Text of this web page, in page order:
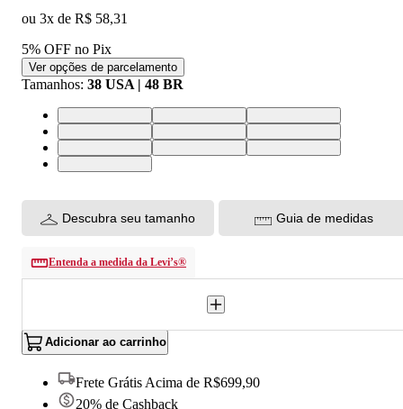
ou 3x de R$ 58,31
5% OFF no Pix
Ver opções de parcelamento
Tamanhos: 38 USA | 48 BR
34 USA | 44 BR36 USA | 46 BR38 USA | 48 BR
40 USA | 50 BR28 USA | 36 BR30 USA | 38 BR
32 USA | 40 BR33 USA | 42 BR42 USA | 52 BR
44 USA | 54 BR
Descubra seu tamanho Guia de medidas
Entenda a medida da Levi’s®
Adicionar ao carrinho
Frete Grátis Acima de R$699,90
20% de Cashback